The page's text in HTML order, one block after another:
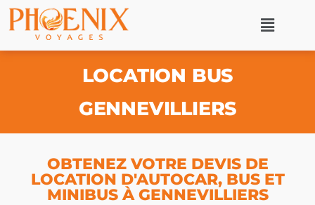
LOCATION BUS
GENNEVILLIERS
OBTENEZ VOTRE DEVIS DE
LOCATION D'AUTOCAR, BUS ET
MINIBUS À GENNEVILLIERS